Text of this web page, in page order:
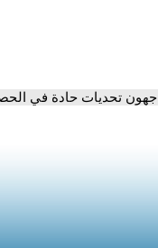
تحديات حادة في